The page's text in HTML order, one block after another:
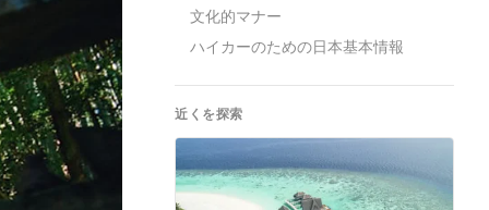
文化的マナー
ハイカーのための日本基本情報
近くを探索